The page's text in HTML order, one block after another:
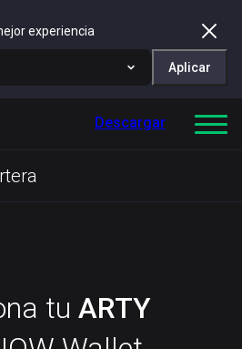
experiencia
Aplicar
Descargar
tu ARTY